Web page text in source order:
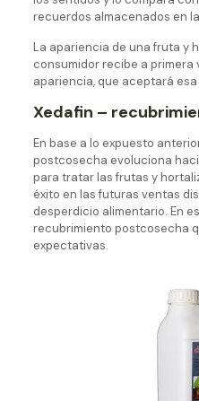
recuerdos almacenados en
La apariencia de una fruta y
consumidor recibe a primera
apariencia, que aceptará
Xedafin –
En base a lo expuesto
postcosecha evoluciona
para tratar las frutas y
éxito en las futuras ventas
desperdicio alimentario. En
recubrimiento postcosecha
expectativas.